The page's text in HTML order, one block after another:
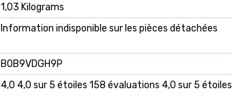
‎1,03 Kilograms
‎Information indisponible sur les pièces détachées
B0B9VDGH9P
4,0 4,0 sur 5 étoiles 158 évaluations 4,0 sur 5 étoiles